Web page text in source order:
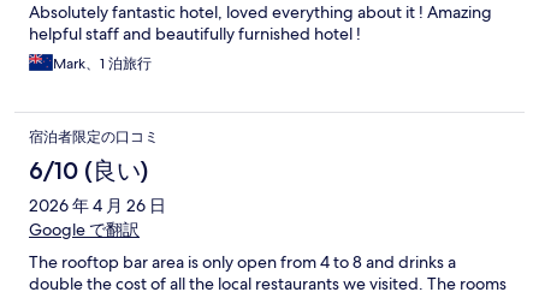
Absolutely fantastic hotel, loved everything about it ! Amazing
helpful staff and beautifully furnished hotel !
Mark、1 泊旅行
宿泊者限定の口コミ
6/10 (良い)
2026 年 4 月 26 日
Google で翻訳
The rooftop bar area is only open from 4 to 8 and drinks a
double the cost of all the local restaurants we visited. The rooms